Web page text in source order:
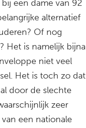
een dame van 92
alternatief
Of nog
Het is namelijk bijna
niet veel
Het is toch zo dat
door de slechte
zeer
een nationale